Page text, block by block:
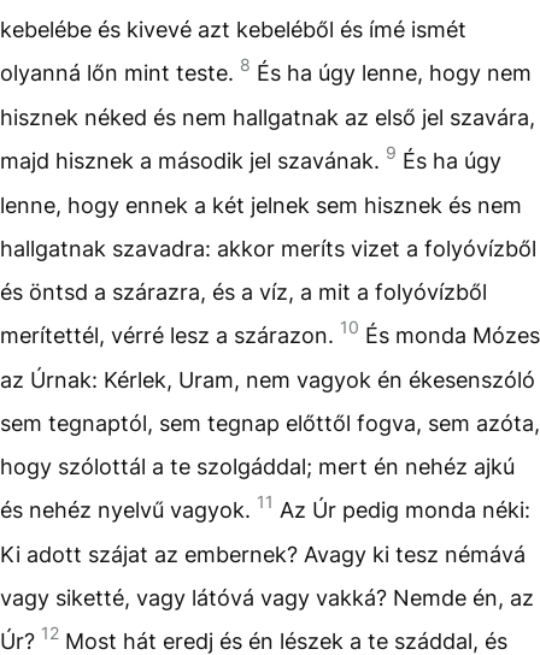
kebelébe és kivevé azt kebeléből és ímé ismét
olyanná lőn mint teste. 8 És ha úgy lenne, hogy nem
hisznek néked és nem hallgatnak az első jel szavára,
majd hisznek a második jel szavának. 9 És ha úgy
lenne, hogy ennek a két jelnek sem hisznek és nem
hallgatnak szavadra: akkor meríts vizet a folyóvízből
és öntsd a szárazra, és a víz, a mit a folyóvízből
merítettél, vérré lesz a szárazon. 10 És monda Mózes
az Úrnak: Kérlek, Uram, nem vagyok én ékesenszóló
sem tegnaptól, sem tegnap előttől fogva, sem azóta,
hogy szólottál a te szolgáddal; mert én nehéz ajkú
és nehéz nyelvű vagyok. 11 Az Úr pedig monda néki:
Ki adott szájat az embernek? Avagy ki tesz némává
vagy siketté, vagy látóvá vagy vakká? Nemde én, az
Úr? 12 Most hát eredj és én lészek a te száddal, és